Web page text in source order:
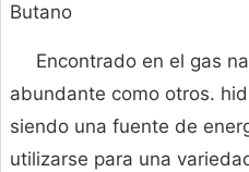
Butano
Encontrado en el gas
abundante como otros.
siendo una fuente de
utilizarse para una